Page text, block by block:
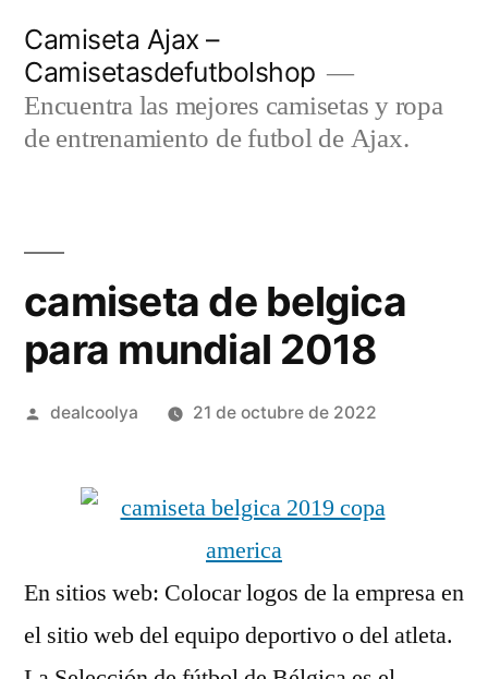
contenido
Camiseta Ajax –
Camisetasdefutbolshop
Encuentra las mejores camisetas y ropa
de entrenamiento de futbol de Ajax.
camiseta de belgica
para mundial 2018
Publicado
dealcoolya 21 de octubre de 2022
En sitios web: Colocar logos de la empresa en
el sitio web del equipo deportivo o del atleta.